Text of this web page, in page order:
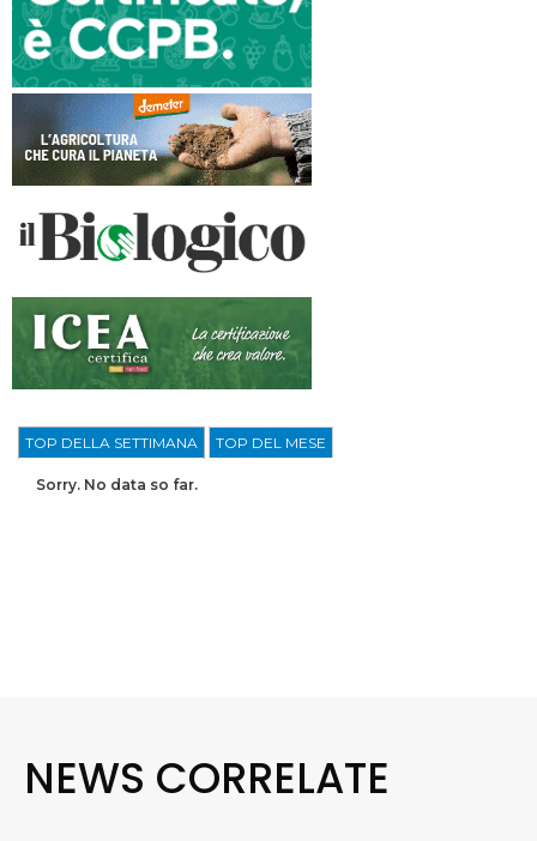
TOP DELLA SETTIMANA TOP DEL MESE
Sorry. No data so far.
NEWS CORRELATE